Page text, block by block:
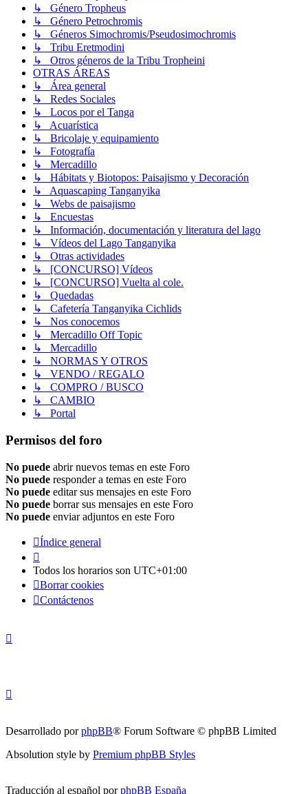
↳ Género Tropheus
↳ Género Petrochromis
↳ Géneros Simochromis/Pseudosimochromis
↳ Tribu Eretmodini
↳ Otros géneros de la Tribu Tropheini
OTRAS ÁREAS
↳ Área general
↳ Redes Sociales
↳ Locos por el Tanga
↳ Acuarística
↳ Bricolaje y equipamiento
↳ Fotografía
↳ Mercadillo
↳ Hábitats y Biotopos: Paisajismo y Decoración
↳ Aquascaping Tanganyika
↳ Webs de paisajismo
↳ Encuestas
↳ Información, documentación y literatura del lago
↳ Vídeos del Lago Tanganyika
↳ Otras actividades
↳ [CONCURSO] Vídeos
↳ [CONCURSO] Vuelta al cole.
↳ Quedadas
↳ Cafetería Tanganyika Cichlids
↳ Nos conocemos
↳ Mercadillo Off Topic
↳ Mercadillo
↳ NORMAS Y OTROS
↳ VENDO / REGALO
↳ COMPRO / BUSCO
↳ CAMBIO
↳ Portal
Permisos del foro
No puede abrir nuevos temas en este Foro
No puede responder a temas en este Foro
No puede editar sus mensajes en este Foro
No puede borrar sus mensajes en este Foro
No puede enviar adjuntos en este Foro
Índice general
Todos los horarios son UTC+01:00
Borrar cookies
Contáctenos
Desarrollado porphpBB® Forum Software © phpBB Limited
Absolution style by Premium phpBB Styles
Traducción al español porphpBB España